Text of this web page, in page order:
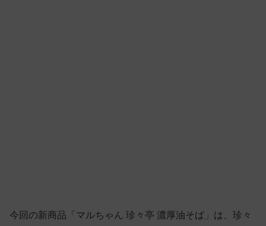
今回の新商品「マルちゃん 珍々亭 濃厚油そば」は、珍々